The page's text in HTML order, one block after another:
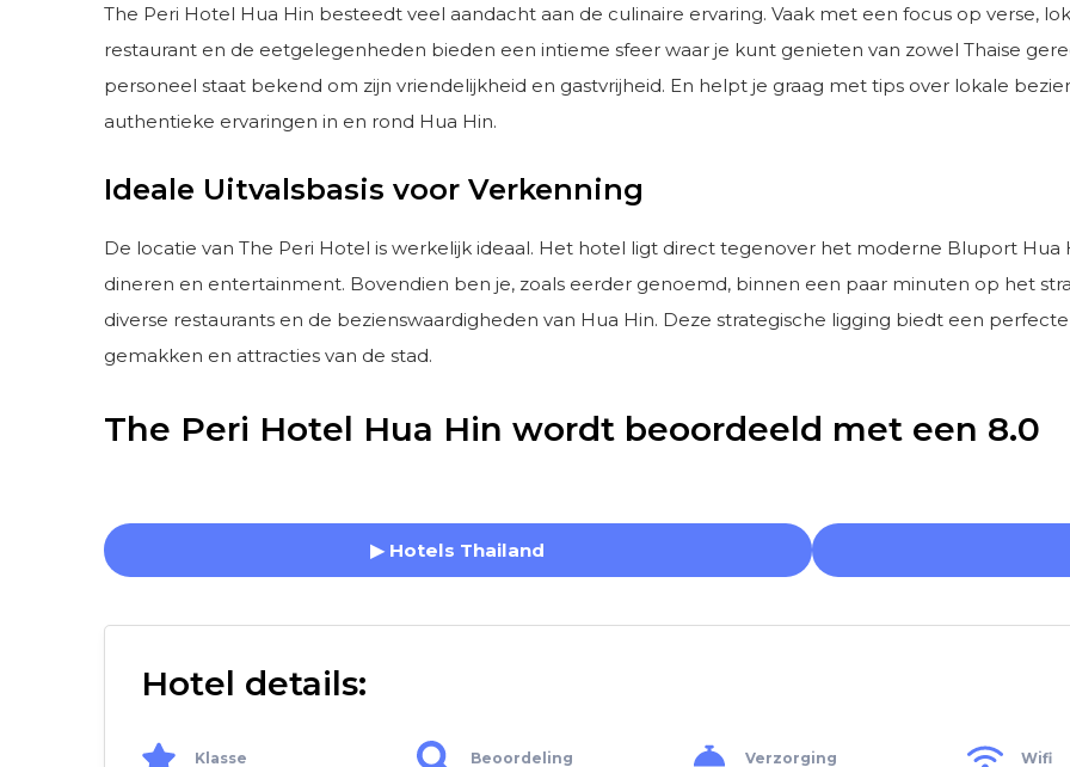
The Peri Hotel Hua Hin besteedt veel aandacht aan de culinaire ervaring. Vaak met een focus op verse,
restaurant en de eetgelegenheden bieden een intieme sfeer waar je kunt genieten van zowel Thaise
personeel staat bekend om zijn vriendelijkheid en gastvrijheid. En helpt je graag met tips over lokale
authentieke ervaringen in en rond Hua Hin.
Ideale Uitvalsbasis voor Verkenning
De locatie van The Peri Hotel is werkelijk ideaal. Het hotel ligt direct tegenover het moderne Bluport Hua
dineren en entertainment. Bovendien ben je, zoals eerder genoemd, binnen een paar minuten op het
diverse restaurants en de bezienswaardigheden van Hua Hin. Deze strategische ligging biedt een
gemakken en attracties van de stad.
The Peri Hotel Hua Hin wordt beoordeeld met een 8.0
▶ Hotels Thailand
Hotel details:
Klasse
Beoordeling
Verzorging
Wifi